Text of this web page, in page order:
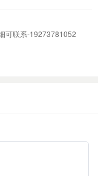
可联系-19273781052